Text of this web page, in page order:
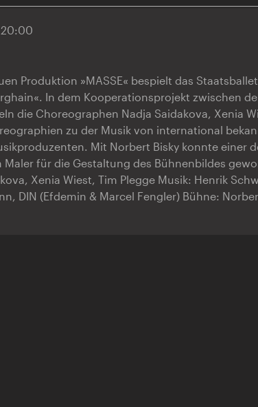
Produktion »MASSE« bespielt das
In dem Kooperationsprojekt zwischen
die Choreographen Nadja Saidakova, Xenia
zu der Musik von international
Mit Norbert Bisky konnte einer
für die Gestaltung des Bühnenbildes
Xenia Wiest, Tim Plegge Musik: Henrik
DIN (Efdemin & Marcel Fengler) Bühne: